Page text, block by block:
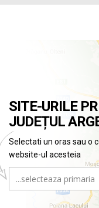
SITE-URILE
JUDEȚUL
Selectati un oras sau o
website-ul acesteia